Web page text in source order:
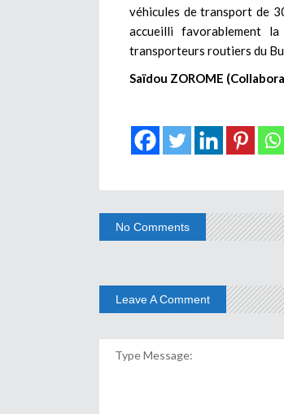
véhicules de transport de
accueilli favorablement
transporteurs routiers du
Saïdou ZOROME
No Comments
Leave A Comment